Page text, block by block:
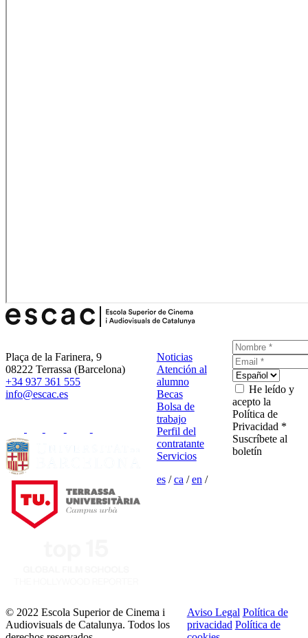
Plaça de la Farinera, 9
08222 Terrassa (Barcelona)
+34 937 361 555
info@escac.es
Noticias
Atención al
alumno
Becas
Bolsa de
trabajo
Perfil del
contratante
Servicios
es/ca /en /
He leído y
acepto la
Política de
Privacidad *
Suscríbete al
boletín
© 2022 Escola Superior de Cinema i
Audiovisuals de Catalunya. Todos los
Aviso Legal Política de
privacidad Política de